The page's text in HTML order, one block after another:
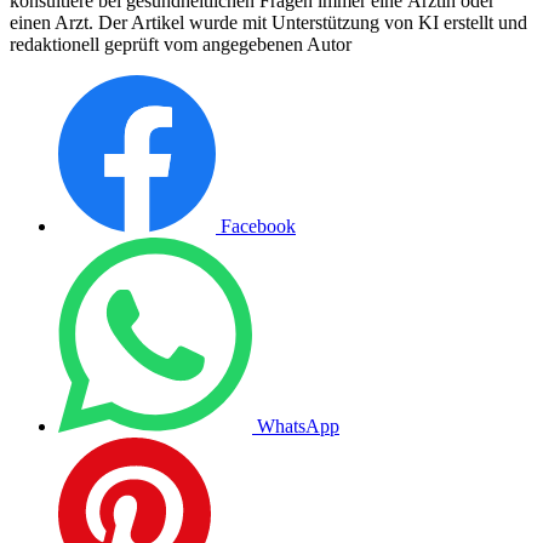
einen Arzt. Der Artikel wurde mit Unterstützung von KI erstellt und
redaktionell geprüft vom angegebenen Autor
Facebook
WhatsApp